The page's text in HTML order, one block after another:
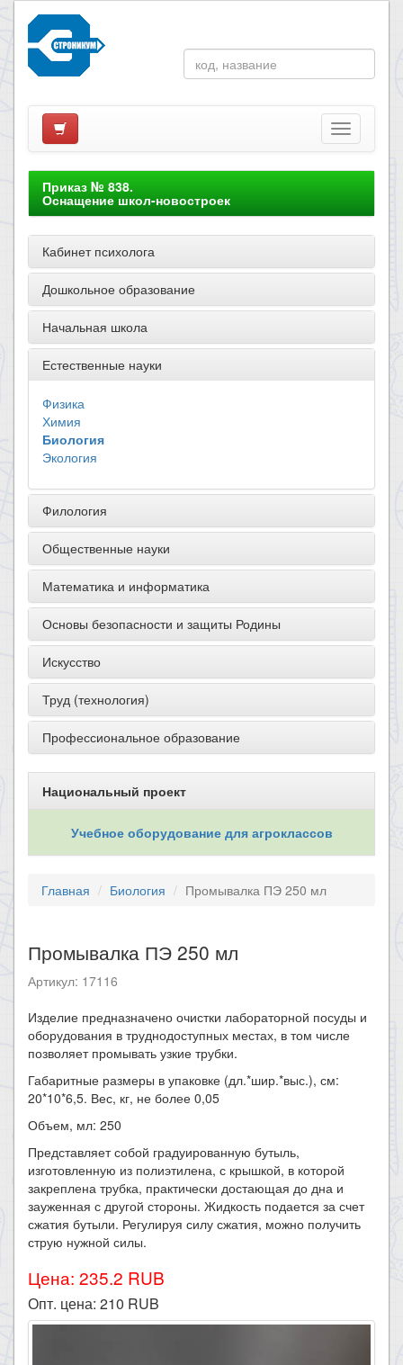
Приказ № 838.
Оснащение школ-новостроек
Кабинет психолога
Дошкольное образование
Начальная школа
Естественные науки
Физика
Химия
Биология
Экология
Филология
Общественные науки
Математика и информатика
Основы безопасности и защиты Родины
Искусство
Труд (технология)
Профессиональное образование
Национальный проект
Учебное оборудование для агроклассов
Главная Биология Промывалка ПЭ 250 мл
Промывалка ПЭ 250 мл
Артикул: 17116
​Изделие предназначено очистки лабораторной посуды и
оборудования в труднодоступных местах, в том числе
позволяет промывать узкие трубки.
Габаритные размеры в упаковке (дл.*шир.*выс.), см:
20*10*6,5. Вес, кг, не более 0,05
Объем, мл: 250
Представляет собой градуированную бутыль,
изготовленную из полиэтилена, с крышкой, в которой
закреплена трубка, практически достающая до дна и
зауженная с другой стороны. Жидкость подается за счет
сжатия бутыли. Регулируя силу сжатия, можно получить
струю нужной силы.
Цена: 235.2 RUB
Опт. цена: 210 RUB